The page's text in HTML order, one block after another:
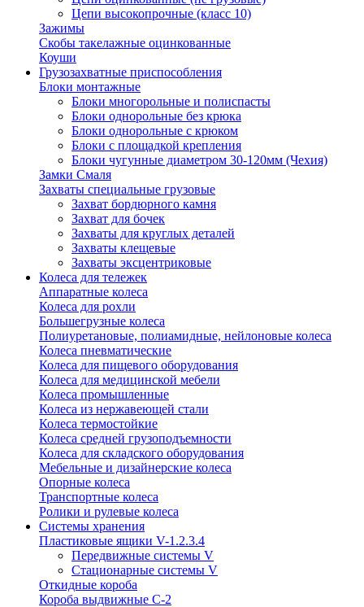
Цепи высокопрочные (класс 10)
Зажимы
Скобы такелажные оцинкованные
Коуши
Грузозахватные приспособления
Блоки монтажные
Блоки многорольные и полиспасты
Блоки однорольные без крюка
Блоки однорольные с крюком
Блоки с площадкой крепления
Блоки чугунные диаметром 30-120мм (Чехия)
Замки Смаля
Захваты специальные грузовые
Захват бордюрного камня
Захват для бочек
Захваты для круглых деталей
Захваты клещевые
Захваты эксцентриковые
Колеса для тележек
Аппаратные колеса
Колеса для рохли
Большегрузные колеса
Полиуретановые, полиамидные, нейлоновые колеса
Колеса пневматические
Колеса для пищевого оборудования
Колеса для медицинской мебели
Колеса промышленные
Колеса из нержавеющей стали
Колеса термостойкие
Колеса средней грузоподъемности
Колеса для складского оборудования
Мебельные и дизайнерские колеса
Опорные колеса
Транспортные колеса
Ролики и рулевые колеса
Системы хранения
Пластиковые ящики V-1.2.3.4
Передвижные системы V
Стационарные системы V
Откидные короба
Короба выдвижные С-2